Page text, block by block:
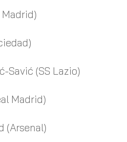
Madrid)
Savić (SS Lazio)
Madrid)
(Arsenal)